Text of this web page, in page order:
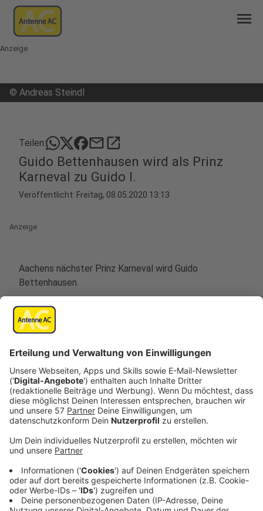
menu
Anzeige
© Andreas Steindl
Teilen: mailopen_in_new
Guido Bettenhausen wird als Prinz
Karneval zu Guido I.
Veröffentlicht: Freitag, 08.05.2020 13:13
Anzeige
Aachens nächster Prinz Karneval wird Guido
Bettenhausen.
Der Aachener Autohändler wird als Guido I. Prinz in der
Corona-Session, teilt der AKV mit.
angehört, feiert dazu noch 2021 ihr 111-jähriges
Jubiläum.
Guido Bettenhausen will in seiner Session auf Online-
Karneval setzen, als Maskottchen bringt er einen
Eisbären mit. Sein Motto: „Mär zesame sönd vür Öcher
Fastelovvend!“
besonderen Session sagt AKV-Präsident Werner Pfeil,
dass die Gesundheit der Bevölkerung und aller
Karnevalisten an erster Stelle stehe. Alle